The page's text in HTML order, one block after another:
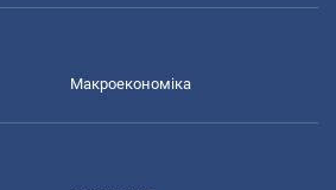
Макроекономіка